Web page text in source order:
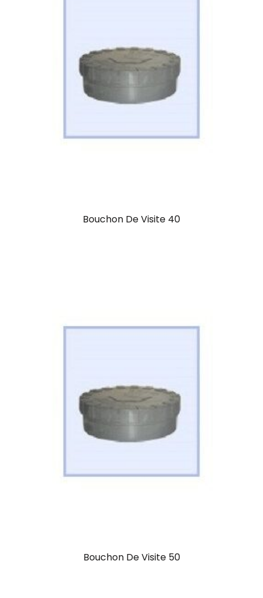
Bouchon De Visite 40
Bouchon De Visite 50